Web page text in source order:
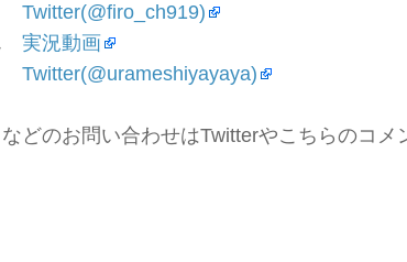
Twitter(@firo_ch919)
実況動画
Twitter(@urameshiyayaya)
どのお問い合わせはTwitterやこちらのコメ